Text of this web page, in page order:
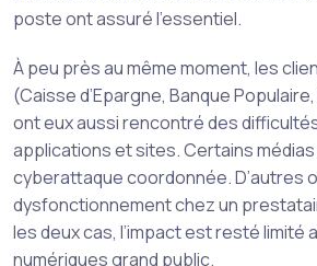
poste ont assuré l’essentiel.
À peu près au même moment, les
(Caisse d’Epargne, Banque
ont eux aussi rencontré des
applications et sites. Certains
cyberattaque coordonnée. D’autres
dysfonctionnement chez un
les deux cas, l’impact est resté limité
numériques grand public.